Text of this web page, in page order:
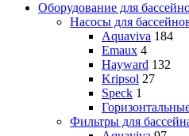
Оборудование для
Насосы для
Aquaviva 184
Emaux 4
Hayward 132
Kripsol 27
Speck 1
Фильтры для